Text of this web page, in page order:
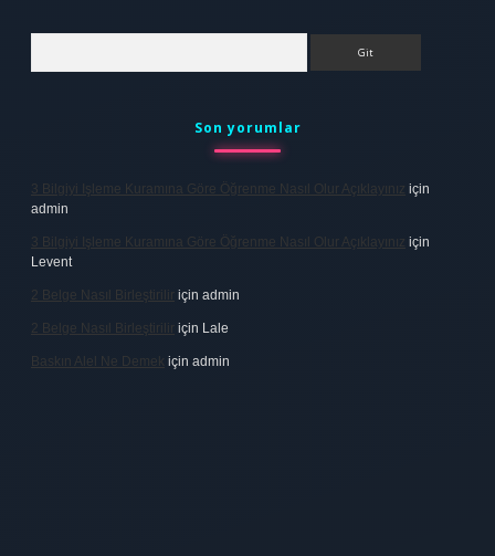
Son yorumlar
3 Bilgiyi Işleme Kuramına Göre Öğrenme Nasıl Olur Açıklayınız için
admin
3 Bilgiyi Işleme Kuramına Göre Öğrenme Nasıl Olur Açıklayınız için
Levent
2 Belge Nasıl Birleştirilir için admin
2 Belge Nasıl Birleştirilir için Lale
Baskın Alel Ne Demek için admin